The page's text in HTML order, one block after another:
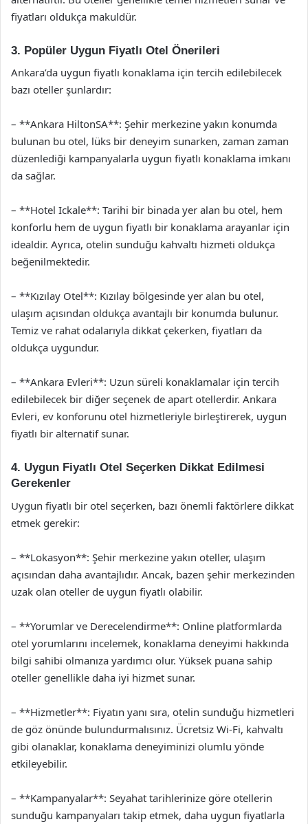
fiyatları oldukça makuldür.
3. Popüler Uygun Fiyatlı Otel Önerileri
Ankara’da uygun fiyatlı konaklama için tercih edilebilecek
bazı oteller şunlardır:
– **Ankara HiltonSA**: Şehir merkezine yakın konumda
bulunan bu otel, lüks bir deneyim sunarken, zaman zaman
düzenlediği kampanyalarla uygun fiyatlı konaklama imkanı
da sağlar.
– **Hotel Ickale**: Tarihi bir binada yer alan bu otel, hem
konforlu hem de uygun fiyatlı bir konaklama arayanlar için
idealdir. Ayrıca, otelin sunduğu kahvaltı hizmeti oldukça
beğenilmektedir.
– **Kızılay Otel**: Kızılay bölgesinde yer alan bu otel,
ulaşım açısından oldukça avantajlı bir konumda bulunur.
Temiz ve rahat odalarıyla dikkat çekerken, fiyatları da
oldukça uygundur.
– **Ankara Evleri**: Uzun süreli konaklamalar için tercih
edilebilecek bir diğer seçenek de apart otellerdir. Ankara
Evleri, ev konforunu otel hizmetleriyle birleştirerek, uygun
fiyatlı bir alternatif sunar.
4. Uygun Fiyatlı Otel Seçerken Dikkat Edilmesi
Gerekenler
Uygun fiyatlı bir otel seçerken, bazı önemli faktörlere dikkat
etmek gerekir:
– **Lokasyon**: Şehir merkezine yakın oteller, ulaşım
açısından daha avantajlıdır. Ancak, bazen şehir merkezinden
uzak olan oteller de uygun fiyatlı olabilir.
– **Yorumlar ve Derecelendirme**: Online platformlarda
otel yorumlarını incelemek, konaklama deneyimi hakkında
bilgi sahibi olmanıza yardımcı olur. Yüksek puana sahip
oteller genellikle daha iyi hizmet sunar.
– **Hizmetler**: Fiyatın yanı sıra, otelin sunduğu hizmetleri
de göz önünde bulundurmalısınız. Ücretsiz Wi-Fi, kahvaltı
gibi olanaklar, konaklama deneyiminizi olumlu yönde
etkileyebilir.
– **Kampanyalar**: Seyahat tarihlerinize göre otellerin
sunduğu kampanyaları takip etmek, daha uygun fiyatlarla